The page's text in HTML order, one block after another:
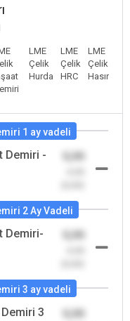
LME
Çelik
Hurda
LME
Çelik
HRC
LME
Çelik
Hasır
1 ay vadeli
Demiri -
2 Ay Vadeli
Demiri-
3 ay vadeli
3